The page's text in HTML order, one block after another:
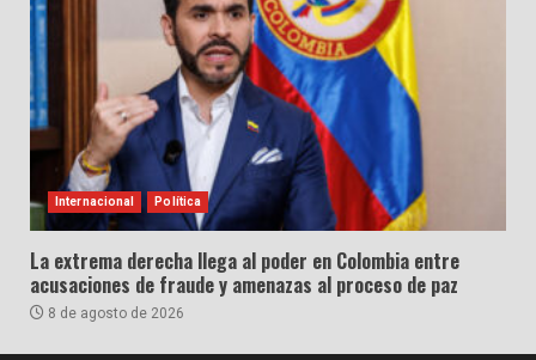
Internacional Política
La extrema derecha llega al poder en Colombia entre
acusaciones de fraude y amenazas al proceso de paz
8 de agosto de 2026